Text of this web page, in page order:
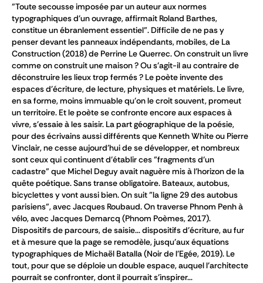
"Toute secousse imposée par un auteur aux normes
typographiques d'un ouvrage, affirmait Roland Barthes,
constitue un ébranlement essentiel". Difficile de ne pas y
penser devant les panneaux indépendants, mobiles, de La
Construction (2018) de Perrine Le Querrec. On construit un livre
comme on construit une maison ? Ou s'agit-il au contraire de
déconstruire les lieux trop fermés ? Le poète invente des
espaces d'écriture, de lecture, physiques et matériels. Le livre,
en sa forme, moins immuable qu'on le croit souvent, promeut
un territoire. Et le poète se confronte encore aux espaces à
vivre, s'essaie à les saisir. La part géographique de la poésie,
pour des écrivains aussi différents que Kenneth White ou Pierre
Vinclair, ne cesse aujourd'hui de se développer, et nombreux
sont ceux qui continuent d'établir ces "fragments d'un
cadastre" que Michel Deguy avait naguère mis à l'horizon de la
quête poétique. Sans transe obligatoire. Bateaux, autobus,
bicyclettes y vont aussi bien. On suit "la ligne 29 des autobus
parisiens", avec Jacques Roubaud. On traverse Phnom Penh à
vélo, avec Jacques Demarcq (Phnom Poèmes, 2017).
Dispositifs de parcours, de saisie... dispositifs d'écriture, au fur
et à mesure que la page se remodèle, jusqu'aux équations
typographiques de Michaël Batalla (Noir de l'Egée, 2019). Le
tout, pour que se déploie un double espace, auquel l'architecte
pourrait se confronter, dont il pourrait s'inspirer...